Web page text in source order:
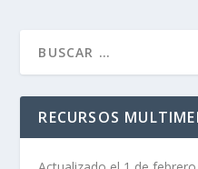
RECURSOS